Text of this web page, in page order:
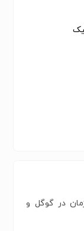
در گوگل و